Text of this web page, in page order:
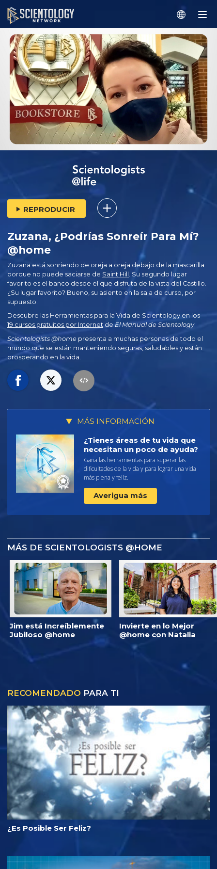
REPRODUCIR
Zuzana, ¿Podrías Sonreír Para Mí?
@home
Zuzana está sonriendo de oreja a oreja debajo de la mascarilla
porque no puede saciarse de Saint Hill . Su segundo lugar
favorito es el banco desde el que disfruta de la vista del Castillo.
¿Su lugar favorito? Bueno, su asiento en la sala de curso, por
supuesto.
Descubre las Herramientas para la Vida de Scientology en los
19 cursos gratuitos por Internet de El Manual de Scientology.
Scientologists @home presenta a muchas personas de todo el
mundo que se están manteniendo seguras, saludables y están
prosperando en la vida.
MÁS INFORMACIÓN
¿Tienes áreas de tu vida que
necesitan un poco de ayuda?
Gana las herramientas para superar las
dificultades de la vida y para lograr una vida
más plena y feliz.
Averigua más
MÁS DE SCIENTOLOGISTS @HOME
Jim está Increíblemente
Jubiloso @home
Invierte en lo Mejor
@home con Natalia
RECOMENDADO PARA TI
¿Es Posible Ser Feliz?